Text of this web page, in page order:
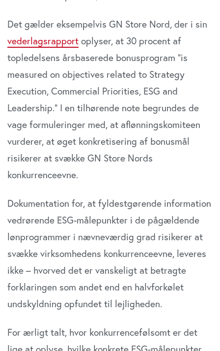
Det gælder eksempelvis GN Store Nord, der i sin
vederlagsrapport oplyser, at 30 procent af
topledelsens årsbaserede bonusprogram ”is
measured on objectives related to Strategy
Execution, Commercial Priorities, ESG and
Leadership.” I en tilhørende note begrundes de
vage formuleringer med, at aflønningskomiteen
vurderer, at øget konkretisering af bonusmål
risikerer at svække GN Store Nords
konkurrenceevne.
Dokumentation for, at fyldestgørende information
vedrørende ESG-målepunkter i de pågældende
lønprogrammer i nævneværdig grad risikerer at
svække virksomhedens konkurrenceevne, leveres
ikke – hvorved det er vanskeligt at betragte
forklaringen som andet end en halvforkølet
undskyldning opfundet til lejligheden.
For ærligt talt, hvor konkurrencefølsomt er det